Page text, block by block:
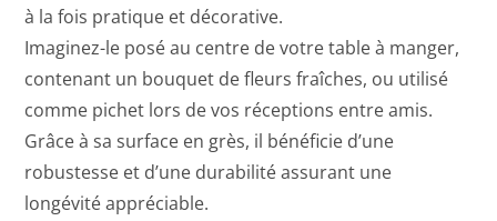
à la fois pratique et décorative.
Imaginez-le posé au centre de votre table à manger,
contenant un bouquet de fleurs fraîches, ou utilisé
comme pichet lors de vos réceptions entre amis.
Grâce à sa surface en grès, il bénéficie d’une
robustesse et d’une durabilité assurant une
longévité appréciable.